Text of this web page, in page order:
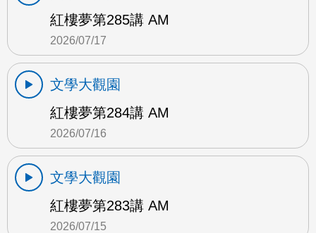
紅樓夢第285講 AM
2026/07/17
文學大觀園
紅樓夢第284講 AM
2026/07/16
文學大觀園
紅樓夢第283講 AM
2026/07/15